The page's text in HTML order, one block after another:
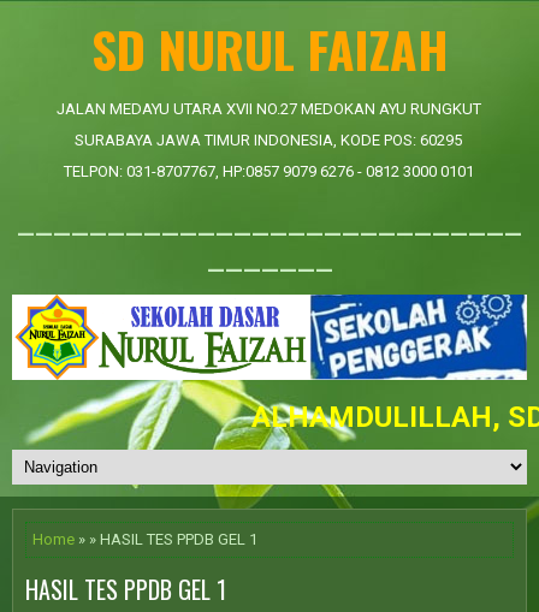
SD NURUL FAIZAH
JALAN MEDAYU UTARA XVII NO.27 MEDOKAN AYU RUNGKUT
SURABAYA JAWA TIMUR INDONESIA, KODE POS: 60295
TELPON: 031-8707767, HP:0857 9079 6276 - 0812 3000 0101
____________________________
_______
ALHAMDULILLAH, SD
Home » » HASIL TES PPDB GEL 1
HASIL TES PPDB GEL 1